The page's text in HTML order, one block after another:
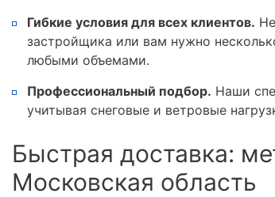
Гибкие условия для всех клиентов.
застройщика или вам нужно
любыми объемами.
Профессиональный подбор. Наши
учитывая снеговые и ветровые
Быстрая доставка:
Московская область